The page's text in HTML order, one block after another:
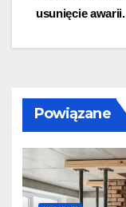
wpisu
usunięcie awarii.
Powiązane